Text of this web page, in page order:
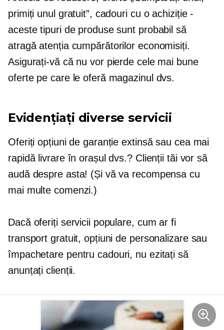
primiți unul gratuit”, cadouri cu o achiziție -
aceste tipuri de produse sunt probabil să
atragă atenția cumpărătorilor economisiți.
Asigurați-vă că nu vor pierde cele mai bune
oferte pe care le oferă magazinul dvs.
Evidențiați diverse servicii
Oferiți opțiuni de garanție extinsă sau cea mai
rapidă livrare în orașul dvs.? Clienții tăi vor să
audă despre asta! (Și vă va recompensa cu
mai multe comenzi.)
Dacă oferiți servicii populare, cum ar fi
transport gratuit, opțiuni de personalizare sau
împachetare pentru cadouri, nu ezitați să
anunțați clienții.